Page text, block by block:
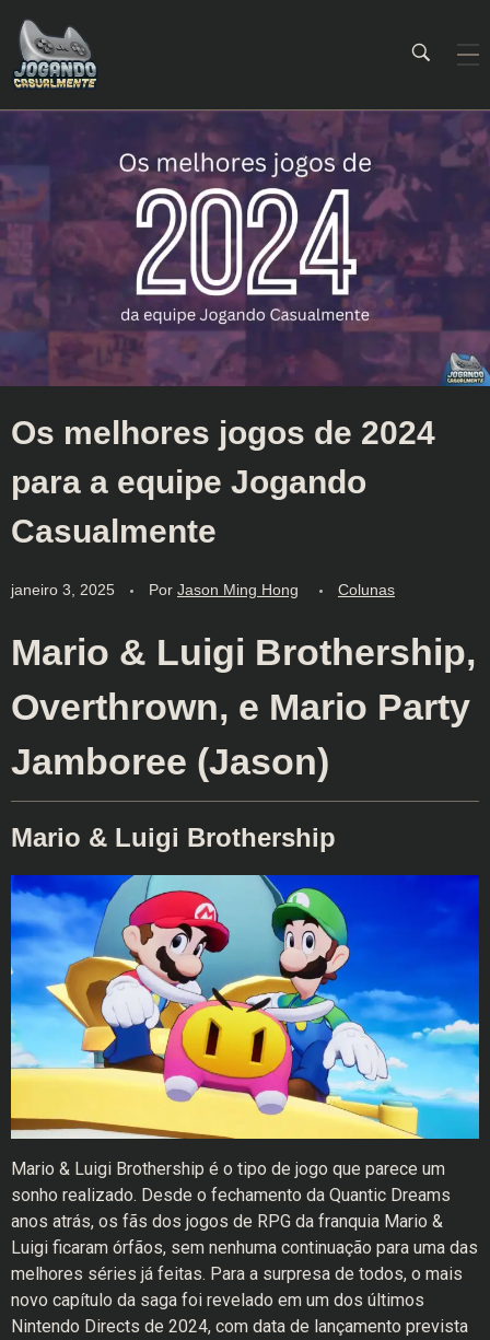
Jogando Casualmente
Os melhores jogos de 2024
para a equipe Jogando
Casualmente
janeiro 3, 2025 Por Jason Ming Hong Colunas
Mario & Luigi Brothership,
Overthrown, e Mario Party
Jamboree (Jason)
Mario & Luigi Brothership
Mario & Luigi Brothership é o tipo de jogo que parece um
sonho realizado. Desde o fechamento da Quantic Dreams
anos atrás, os fãs dos jogos de RPG da franquia Mario &
Luigi ficaram órfãos, sem nenhuma continuação para uma das
melhores séries já feitas. Para a surpresa de todos, o mais
novo capítulo da saga foi revelado em um dos últimos
Nintendo Directs de 2024, com data de lançamento prevista